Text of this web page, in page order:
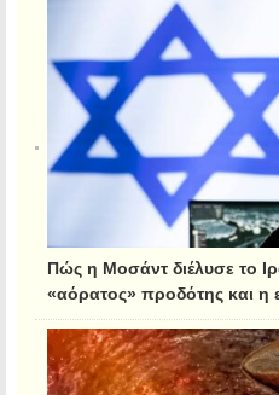
Πώς η Μοσάντ διέλυσε το
«αόρατος» προδότης και η